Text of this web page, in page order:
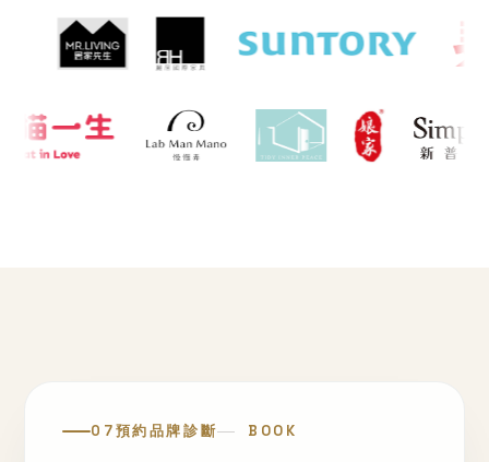
07預約品牌診斷 BOOK